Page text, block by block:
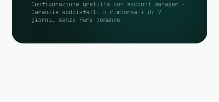
Configurazione gratuita con account manager ·
Garanzia soddisfatti o rimborsati di 7
giorni, senza fare domande